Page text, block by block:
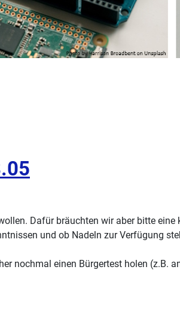
Dafür bräuchten wir aber bitte
und ob Nadeln zur Verfügung
nochmal einen Bürgertest holen (z.B.